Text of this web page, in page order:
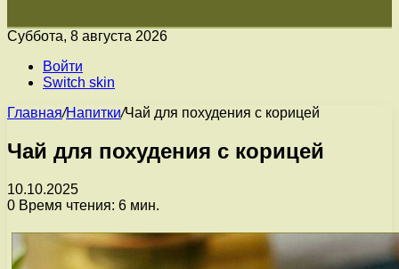
Суббота, 8 августа 2026
Войти
Switch skin
Главная/Напитки/Чай для похудения с корицей
Чай для похудения с корицей
10.10.2025
0 Время чтения: 6 мин.